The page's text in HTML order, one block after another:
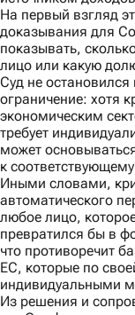
На первый взгляд
доказывания для
показывать,
лицо или какую
Суд не
ограничение: хотя
экономическим
требует
может
к
Иными словами,
автоматического
любое лицо,
превратился бы в
что противоречит
ЕС, которые по
индивидуальными
Из решения и